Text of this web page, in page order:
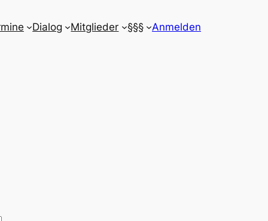
Dialog Mitglieder §§§ Anmelden